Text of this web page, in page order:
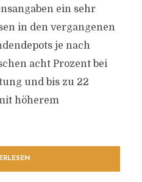
ein sehr
in den vergangenen
je nach
acht Prozent bei
und bis zu 22
höherem